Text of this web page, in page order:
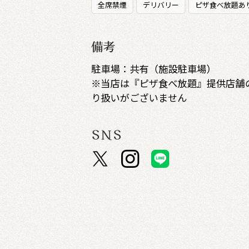
全席禁煙 デリバリー ピザ食べ放題あ
備考
駐車場：共有（施設駐車場）
※当店は『ピザ食べ放題』提供店
り扱いがございません
SNS